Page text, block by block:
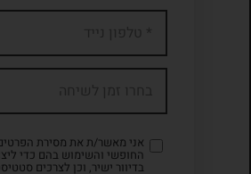
אני מאשר/ת את מסירת הפרטים
החופשי והשימוש בהם כדי
בדיוור ישיר, וכן לצרכים